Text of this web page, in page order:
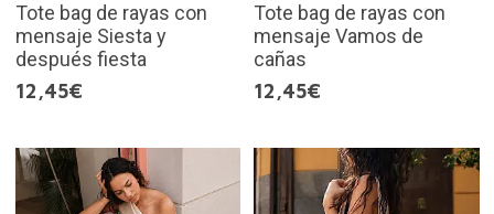
Tote bag de rayas con
mensaje Siesta y
después fiesta
12,45€
Tote bag de rayas con
mensaje Vamos de
cañas
12,45€